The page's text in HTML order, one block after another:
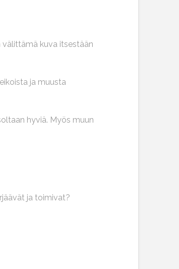
kuva itsestään
ja muusta
hyviä. Myös muun
ja toimivat?